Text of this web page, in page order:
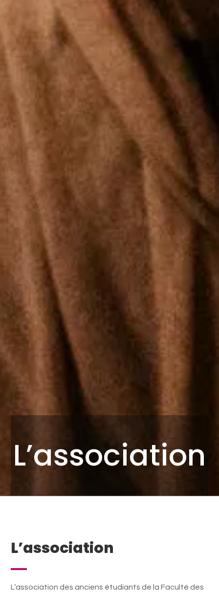
L’association
L’association
L’association des anciens étudiants de la Faculté des